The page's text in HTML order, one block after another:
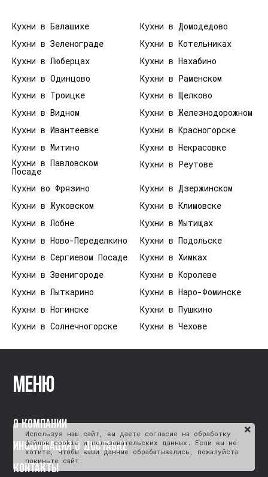
Кухни в Балашихе
Кухни в Домодедово
Кухни в Зеленограде
Кухни в Котельниках
Кухни в Люберцах
Кухни в Нахабино
Кухни в Одинцово
Кухни в Раменском
Кухни в Троицке
Кухни в Щелково
Кухни в Видном
Кухни в Железнодорожном
Кухни в Ивантеевке
Кухни в Красногорске
Кухни в Митино
Кухни в Некрасовке
Кухни в Павловском
Посаде
Кухни в Реутове
Кухни во Фрязино
Кухни в Дзержинском
Кухни в Жуковском
Кухни в Климовске
Кухни в Лобне
Кухни в Мытищах
Кухни в Ново-Переделкино
Кухни в Подольске
Кухни в Сергиевом Посаде
Кухни в Химках
Кухни в Звенигороде
Кухни в Королеве
Кухни в Лыткарино
Кухни в Наро-Фоминске
Кухни в Ногинске
Кухни в Пушкино
Кухни в Солнечногорске
Кухни в Чехове
Меню
О компании
Информация о доставке
Контакты
Используя наш сайт, вы даете согласие на обработку
файлов cookie и пользовательских данных. Если вы не
хотите, чтобы ваши данные обрабатывались, пожалуйста
покиньте сайт.